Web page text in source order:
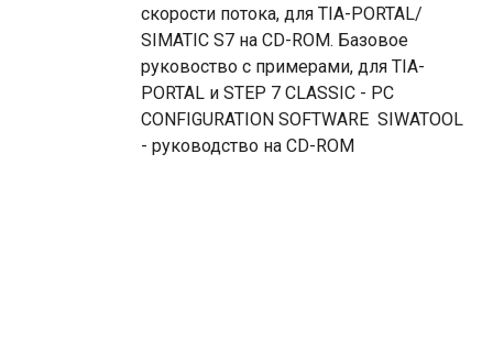
скорости потока, для TIA-PORTAL/
SIMATIC S7 на CD-ROM. Базовое
руковоство с примерами, для TIA-
PORTAL и STEP 7 CLASSIC - PC
CONFIGURATION SOFTWARE SIWATOOL
- руководство на CD-ROM